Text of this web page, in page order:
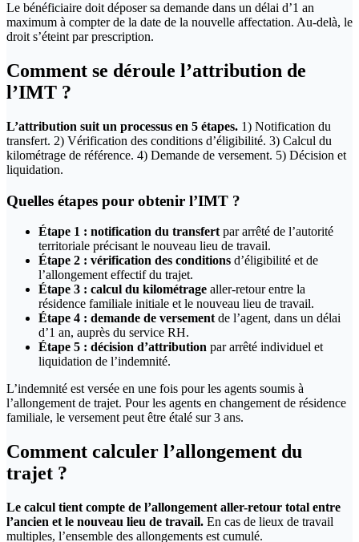
Le bénéficiaire doit déposer sa demande dans un délai d’1 an
maximum à compter de la date de la nouvelle affectation. Au-delà, le
droit s’éteint par prescription.
Comment se déroule l’attribution de
l’IMT ?
L’attribution suit un processus en 5 étapes. 1) Notification du
transfert. 2) Vérification des conditions d’éligibilité. 3) Calcul du
kilométrage de référence. 4) Demande de versement. 5) Décision et
liquidation.
Quelles étapes pour obtenir l’IMT ?
Étape 1 : notification du transfert par arrêté de l’autorité
territoriale précisant le nouveau lieu de travail.
Étape 2 : vérification des conditions d’éligibilité et de
l’allongement effectif du trajet.
Étape 3 : calcul du kilométrage aller-retour entre la
résidence familiale initiale et le nouveau lieu de travail.
Étape 4 : demande de versement de l’agent, dans un délai
d’1 an, auprès du service RH.
Étape 5 : décision d’attribution par arrêté individuel et
liquidation de l’indemnité.
L’indemnité est versée en une fois pour les agents soumis à
l’allongement de trajet. Pour les agents en changement de résidence
familiale, le versement peut être étalé sur 3 ans.
Comment calculer l’allongement du
trajet ?
Le calcul tient compte de l’allongement aller-retour total entre
l’ancien et le nouveau lieu de travail. En cas de lieux de travail
multiples, l’ensemble des allongements est cumulé.